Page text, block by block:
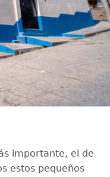
importante, el de
estos pequeños